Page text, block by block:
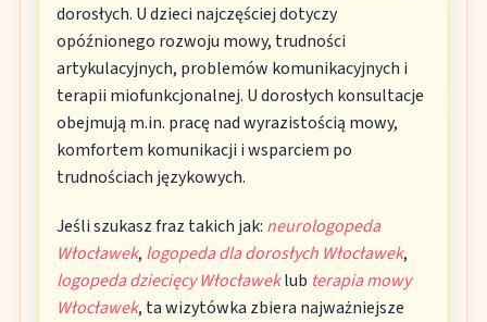
dorosłych. U dzieci najczęściej dotyczy
opóźnionego rozwoju mowy, trudności
artykulacyjnych, problemów komunikacyjnych i
terapii miofunkcjonalnej. U dorosłych konsultacje
obejmują m.in. pracę nad wyrazistością mowy,
komfortem komunikacji i wsparciem po
trudnościach językowych.
Jeśli szukasz fraz takich jak: neurologopeda
Włocławek, logopeda dla dorosłych Włocławek,
logopeda dziecięcy Włocławeklub terapia mowy
Włocławek, ta wizytówka zbiera najważniejsze